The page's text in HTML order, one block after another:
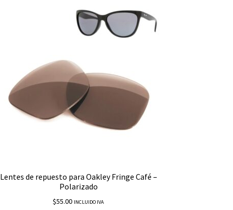
Lentes de repuesto para Oakley Fringe Café –
Polarizado
$55.00 INCLUIDO IVA